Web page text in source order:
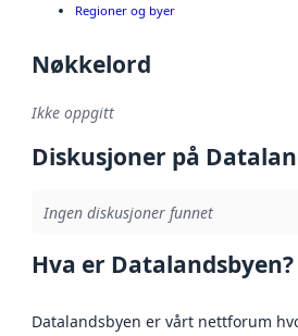
Regioner og byer
Nøkkelord
Ikke oppgitt
Diskusjoner på
Ingen diskusjoner funnet
Hva er Datalandsbyen?
Datalandsbyen er vårt nettforum